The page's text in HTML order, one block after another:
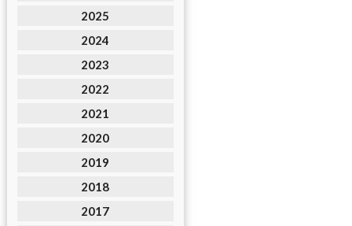
2025
2024
2023
2022
2021
2020
2019
2018
2017